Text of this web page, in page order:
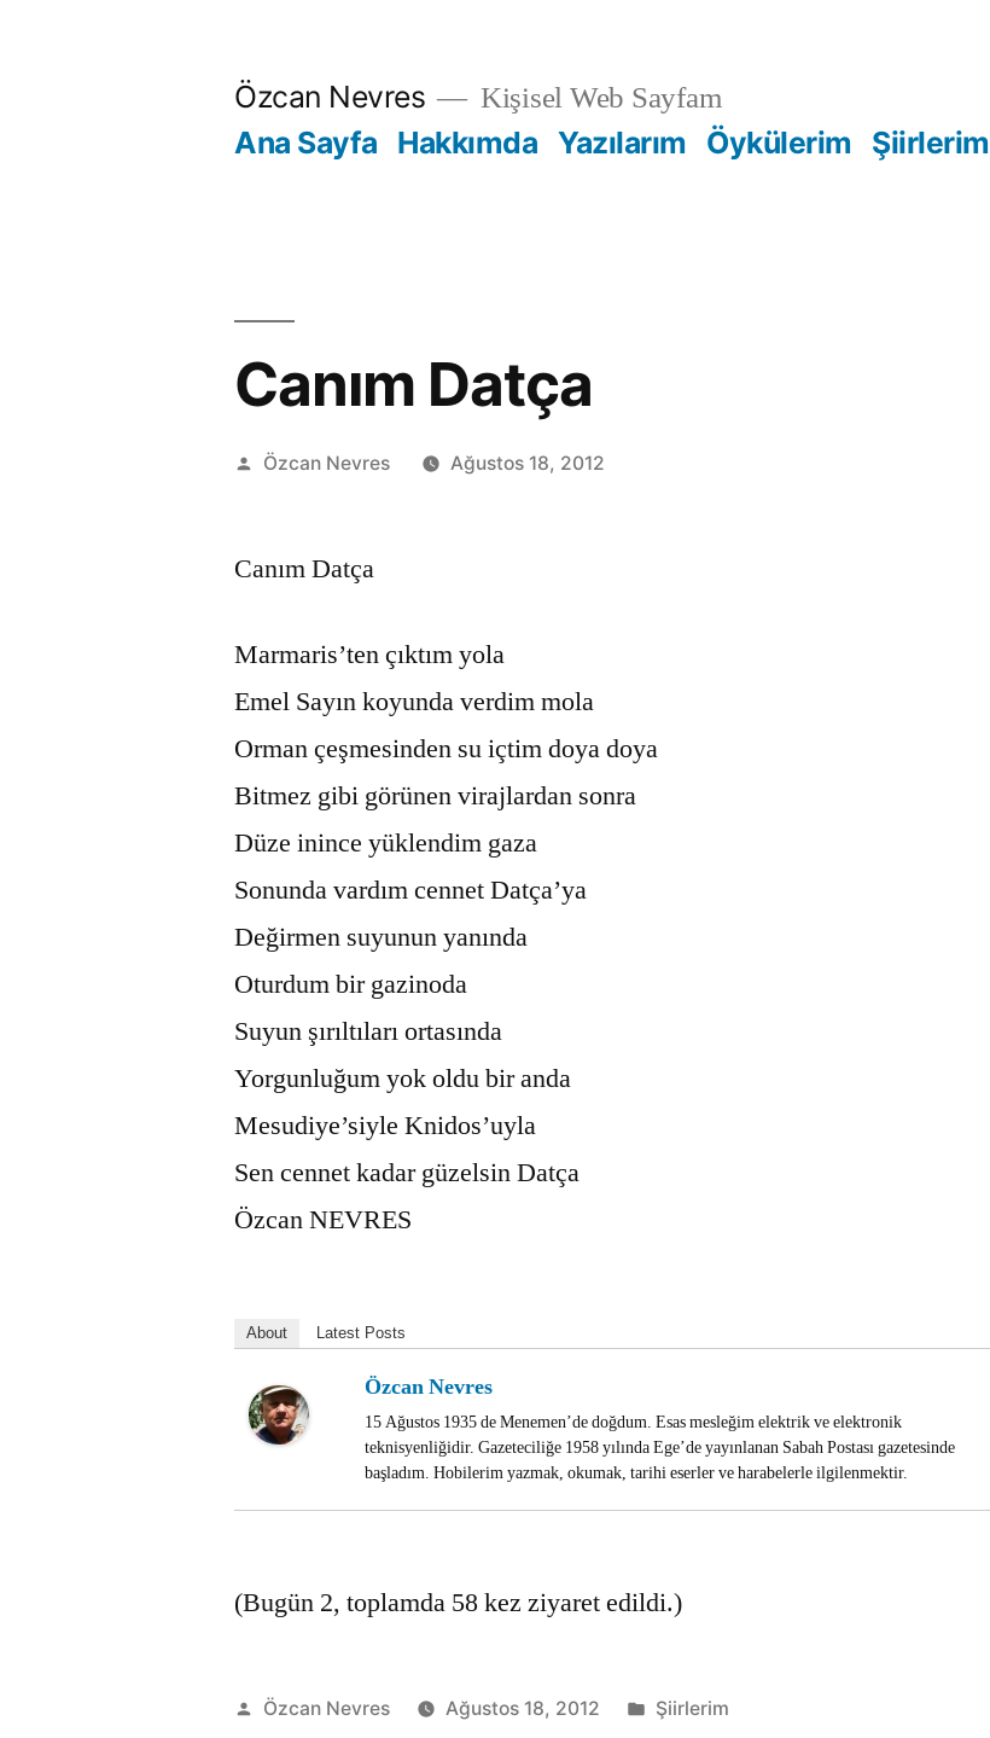
Özcan Nevres Kişisel Web Sayfam
Ana Sayfa Hakkımda Yazılarım Öykülerim Şiirlerim
Canım Datça
Gönderen:
Özcan Nevres Ağustos 18, 2012
Canım Datça
Marmaris’ten çıktım yola
Emel Sayın koyunda verdim mola
Orman çeşmesinden su içtim doya doya
Bitmez gibi görünen virajlardan sonra
Düze inince yüklendim gaza
Sonunda vardım cennet Datça’ya
Değirmen suyunun yanında
Oturdum bir gazinoda
Suyun şırıltıları ortasında
Yorgunluğum yok oldu bir anda
Mesudiye’siyle Knidos’uyla
Sen cennet kadar güzelsin Datça
Özcan NEVRES
About Latest Posts
Özcan Nevres
15 Ağustos 1935 de Menemen’de doğdum. Esas mesleğim elektrik ve elektronik
teknisyenliğidir. Gazeteciliğe 1958 yılında Ege’de yayınlanan Sabah Postası gazetesinde
başladım. Hobilerim yazmak, okumak, tarihi eserler ve harabelerle ilgilenmektir.
(Bugün 2, toplamda 58 kez ziyaret edildi.)
Gönderen:
Özcan Nevres Ağustos 18, 2012 Kategori:
Şiirlerim